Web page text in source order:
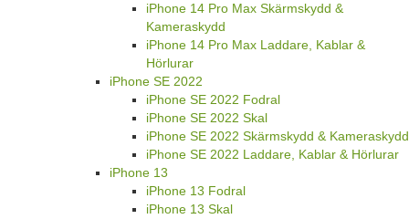
iPhone 14 Pro Max Skärmskydd &
Kameraskydd
iPhone 14 Pro Max Laddare, Kablar &
Hörlurar
iPhone SE 2022
iPhone SE 2022 Fodral
iPhone SE 2022 Skal
iPhone SE 2022 Skärmskydd & Kameraskydd
iPhone SE 2022 Laddare, Kablar & Hörlurar
iPhone 13
iPhone 13 Fodral
iPhone 13 Skal